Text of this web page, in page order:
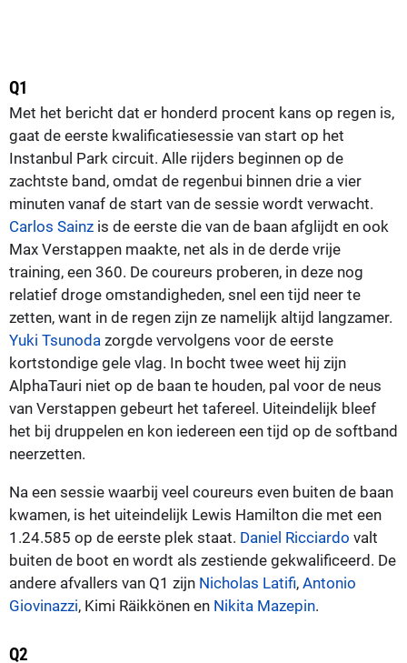
Q1
Met het bericht dat er honderd procent kans op regen is,
gaat de eerste kwalificatiesessie van start op het
Instanbul Park circuit. Alle rijders beginnen op de
zachtste band, omdat de regenbui binnen drie a vier
minuten vanaf de start van de sessie wordt verwacht.
Carlos Sainz is de eerste die van de baan afglijdt en ook
Max Verstappen maakte, net als in de derde vrije
training, een 360. De coureurs proberen, in deze nog
relatief droge omstandigheden, snel een tijd neer te
zetten, want in de regen zijn ze namelijk altijd langzamer.
Yuki Tsunoda zorgde vervolgens voor de eerste
kortstondige gele vlag. In bocht twee weet hij zijn
AlphaTauri niet op de baan te houden, pal voor de neus
van Verstappen gebeurt het tafereel. Uiteindelijk bleef
het bij druppelen en kon iedereen een tijd op de softband
neerzetten.
Na een sessie waarbij veel coureurs even buiten de baan
kwamen, is het uiteindelijk Lewis Hamilton die met een
1.24.585 op de eerste plek staat. Daniel Ricciardo valt
buiten de boot en wordt als zestiende gekwalificeerd. De
andere afvallers van Q1 zijn Nicholas Latifi, Antonio
Giovinazzi, Kimi Räikkönen en Nikita Mazepin.
Q2